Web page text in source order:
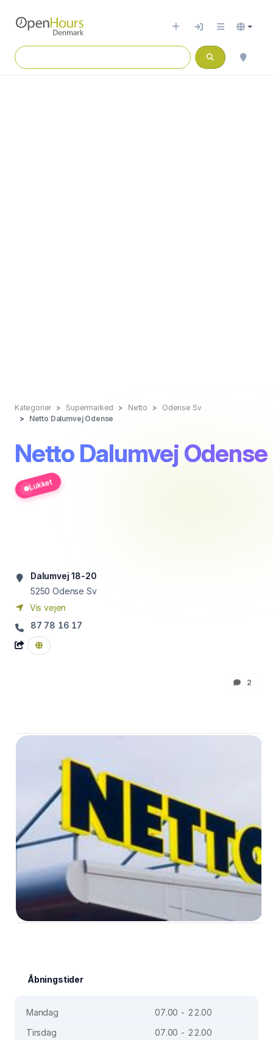
Kategorier Supermarked Netto
Odense Sv
Netto Dalumvej Odense
Netto Dalumvej Odense
Lukket
Dalumvej 18-20
5250 Odense Sv
Vis vejen
87 78 16 17
2
Åbningstider
Mandag
07.00 - 22.00
Tirsdag
07.00 - 22.00